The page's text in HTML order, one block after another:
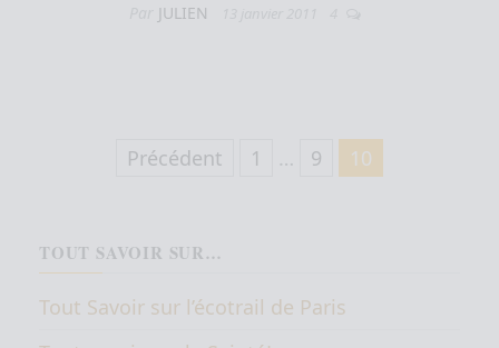
JULIEN
Pagination des publications
Précédent 1 … 9 10
TOUT SAVOIR SUR…
Tout Savoir sur l’écotrail de Paris